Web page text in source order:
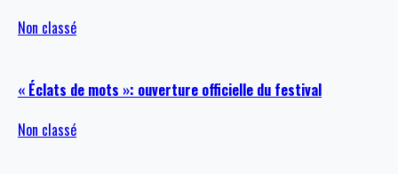
Non classé
« Éclats de mots »: ouverture officielle du festival
Non classé